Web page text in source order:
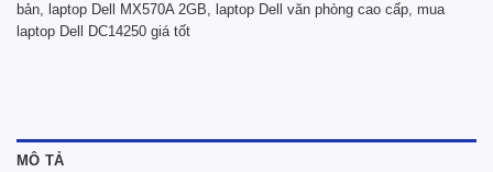
bản, laptop Dell MX570A 2GB, laptop Dell văn phòng cao cấp, mua
laptop Dell DC14250 giá tốt
MÔ TẢ